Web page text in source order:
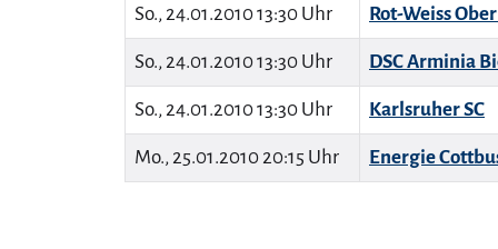
So., 24.01.2010 13:30 Uhr Rot-Weiss
So., 24.01.2010 13:30 Uhr DSC Arminia
So., 24.01.2010 13:30 Uhr Karlsruher SC
Mo., 25.01.2010 20:15 Uhr Energie